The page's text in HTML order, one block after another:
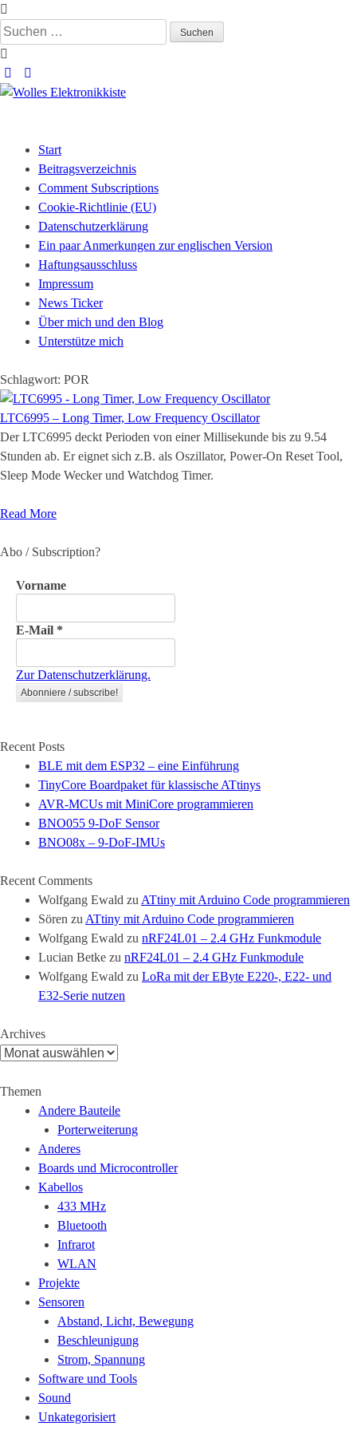
Skip
to
content
Suchen
nach:
Start
Beitragsverzeichnis
Comment Subscriptions
Cookie-Richtlinie (EU)
Datenschutzerklärung
Ein paar Anmerkungen zur englischen Version
Haftungsausschluss
Impressum
News Ticker
Über mich und den Blog
Unterstütze mich
Schlagwort: POR
LTC6995 – Long Timer, Low Frequency Oscillator
Der LTC6995 deckt Perioden von einer Millisekunde bis zu 9.54
Stunden ab. Er eignet sich z.B. als Oszillator, Power-On Reset Tool,
Sleep Mode Wecker und Watchdog Timer.
Read More
Abo / Subscription?
Vorname
E-Mail *
Zur Datenschutzerklärung.
Recent Posts
BLE mit dem ESP32 – eine Einführung
TinyCore Boardpaket für klassische ATtinys
AVR-MCUs mit MiniCore programmieren
BNO055 9-DoF Sensor
BNO08x – 9-DoF-IMUs
Recent Comments
Wolfgang Ewald zu ATtiny mit Arduino Code programmieren
Sören zu ATtiny mit Arduino Code programmieren
Wolfgang Ewald zu nRF24L01 – 2.4 GHz Funkmodule
Lucian Betke zu nRF24L01 – 2.4 GHz Funkmodule
Wolfgang Ewald zu LoRa mit der EByte E220-, E22- und
E32-Serie nutzen
Archives
Archives
Themen
Andere Bauteile
Porterweiterung
Anderes
Boards und Microcontroller
Kabellos
433 MHz
Bluetooth
Infrarot
WLAN
Projekte
Sensoren
Abstand, Licht, Bewegung
Beschleunigung
Strom, Spannung
Software und Tools
Sound
Unkategorisiert